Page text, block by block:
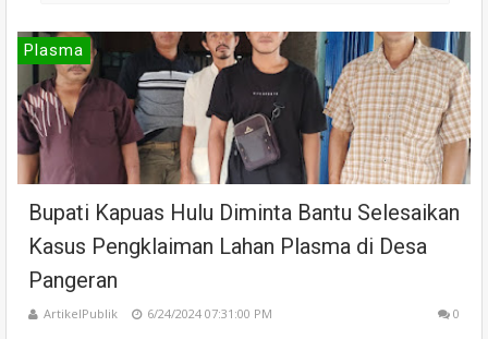
Plasma
Bupati Kapuas Hulu Diminta Bantu Selesaikan
Kasus Pengklaiman Lahan Plasma di Desa
Pangeran
ArtikelPublik 6/24/2024 07:31:00 PM 0